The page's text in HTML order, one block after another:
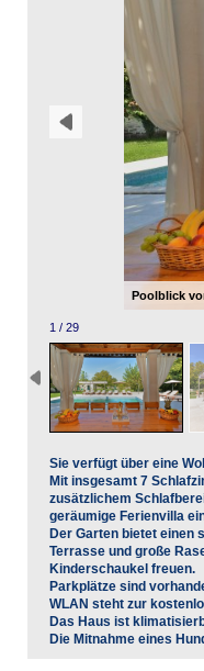
Poolblick
1 / 29
Sie verfügt über eine
Mit insgesamt 7
zusätzlichem
geräumige Ferienvilla
Der Garten bietet einen
Terrasse und große
Kinderschaukel freuen.
Parkplätze sind
WLAN steht zur
Das Haus ist
Die Mitnahme eines